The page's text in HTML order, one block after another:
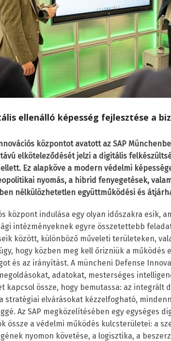
ellenálló képesség fejlesztése a
központot avatott az SAP
távú elköteleződését jelzi a digitális
Ez alapköve a modern védelmi
nyomás, a hibrid fenyegetések,
nélkülözhetetlen együttműködési és
központ indulása egy olyan időszakra esik,
intézményeknek egyre összetettebb
között, különböző műveleti területeken,
hogy közben meg kell őrizniük a működés
és az irányítást. A müncheni Defense
adatokat, mesterséges
kapcsol össze, hogy bemutassa: az integrált
stratégiai elvárásokat kézzelfogható,
Az SAP megközelítésében egy egységes
össze a védelmi működés kulcsterületei: a
nyomon követése, a logisztika, a